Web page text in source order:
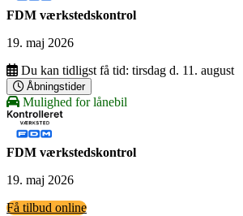
FDM værkstedskontrol
19. maj 2026
Du kan tidligst få tid: tirsdag d. 11. august
Åbningstider
Mulighed for lånebil
FDM værkstedskontrol
19. maj 2026
Få tilbud online